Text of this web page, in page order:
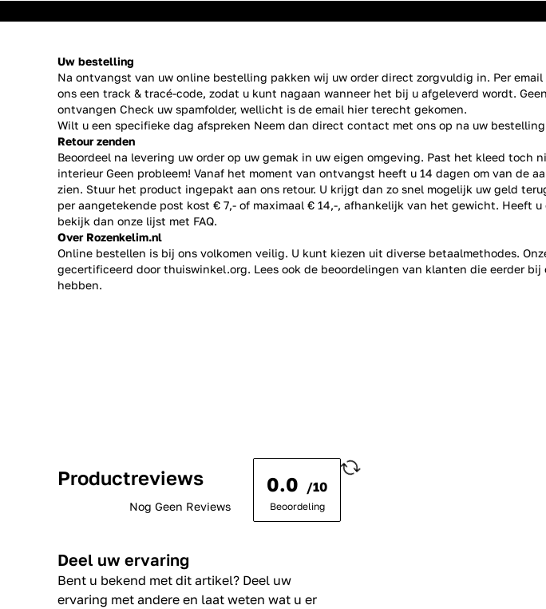
Uw bestelling
Na ontvangst van uw online bestelling pakken wij uw order direct zorgvuldig in. Per
ons een track & tracé-code, zodat u kunt nagaan wanneer het bij u afgeleverd wordt.
ontvangen Check uw spamfolder, wellicht is de email hier terecht gekomen.
Wilt u een specifieke dag afspreken Neem dan direct contact met ons op na uw
Retour zenden
Beoordeel na levering uw order op uw gemak in uw eigen omgeving. Past het kleed toch
interieur Geen probleem! Vanaf het moment van ontvangst heeft u 14 dagen om van de
zien. Stuur het product ingepakt aan ons retour. U krijgt dan zo snel mogelijk uw geld
per aangetekende post kost € 7,- of maximaal € 14,-, afhankelijk van het gewicht. Heeft u
bekijk dan onze lijst met FAQ.
Over Rozenkelim.nl
Online bestellen is bij ons volkomen veilig. U kunt kiezen uit diverse betaalmethodes.
gecertificeerd door thuiswinkel.org. Lees ook de beoordelingen van klanten die eerder bij
hebben.
Productreviews
Nog Geen Reviews
0.0 /10
Beoordeling
Deel uw ervaring
Bent u bekend met dit artikel? Deel uw
ervaring met andere en laat weten wat u er